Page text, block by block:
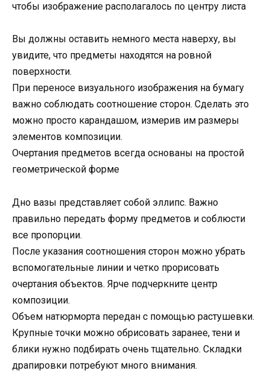
чтобы изображение располагалось по центру листа
Вы должны оставить немного места наверху, вы
увидите, что предметы находятся на ровной
поверхности.
При переносе визуального изображения на бумагу
важно соблюдать соотношение сторон. Сделать это
можно просто карандашом, измерив им размеры
элементов композиции.
Очертания предметов всегда основаны на простой
геометрической форме
Дно вазы представляет собой эллипс. Важно
правильно передать форму предметов и соблюсти
все пропорции.
После указания соотношения сторон можно убрать
вспомогательные линии и четко прорисовать
очертания объектов. Ярче подчеркните центр
композиции.
Объем натюрморта передан с помощью растушевки.
Крупные точки можно обрисовать заранее, тени и
блики нужно подбирать очень тщательно. Складки
драпировки потребуют много внимания.